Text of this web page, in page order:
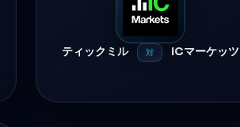
ティックミル 対 ICマーケッツ